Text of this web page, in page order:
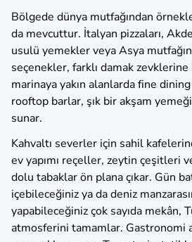
Bölgede dünya mutfağından
da mevcuttur. İtalyan pizzaları,
usulü yemekler veya Asya
seçenekler, farklı damak
marinaya yakın alanlarda fine
rooftop barlar, şık bir akşam
sunar.
Kahvaltı severler için sahil
ev yapımı reçeller, zeytin çeşitleri
dolu tabaklar ön plana çıkar. Gün
içebileceğiniz ya da deniz
yapabileceğiniz çok sayıda mekân,
atmosferini tamamlar. Gastronomi